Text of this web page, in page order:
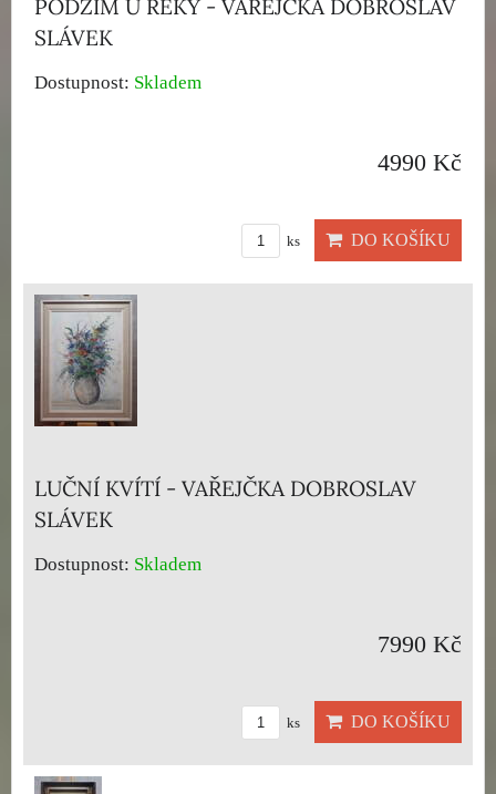
PODZIM U ŘEKY - VAŘEJČKA DOBROSLAV
SLÁVEK
Dostupnost: Skladem
4990 Kč
ks DO KOŠÍKU
LUČNÍ KVÍTÍ - VAŘEJČKA DOBROSLAV
SLÁVEK
Dostupnost: Skladem
7990 Kč
ks DO KOŠÍKU